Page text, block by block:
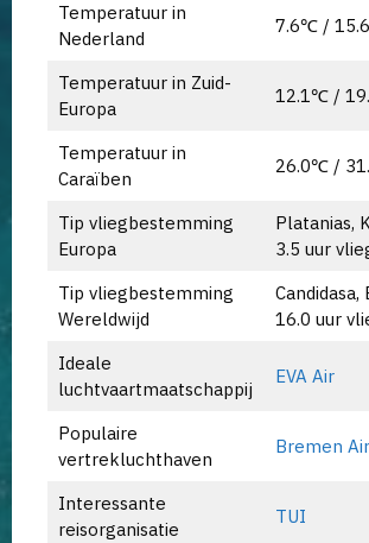
Temperatuur in
Nederland
7.6℃ /
Temperatuur in Zuid-
Europa
12.1℃ /
Temperatuur in
Caraïben
26.0℃ /
Tip vliegbestemming
Europa
Platanias,
3.5 uur
Tip vliegbestemming
Wereldwijd
Candidasa,
16.0 uur
Ideale
luchtvaartmaatschappij
EVA Air
Populaire
vertrekluchthaven
Bremen
Interessante
reisorganisatie
TUI